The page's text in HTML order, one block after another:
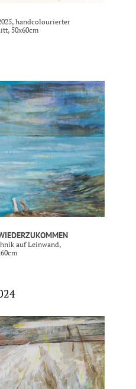
handcolourierter
50x60cm
auf Leinwand,